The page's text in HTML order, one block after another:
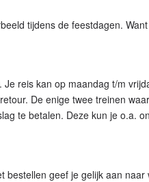
tijdens de feestdagen.
reis kan op maandag t/m
De enige twee treinen
te betalen. Deze kun je o.a.
geef je gelijk aan